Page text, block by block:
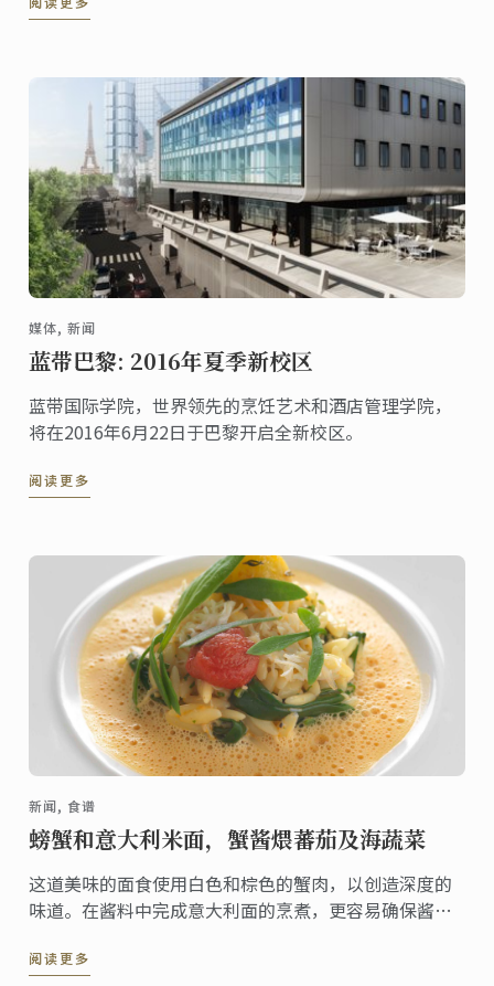
媒体, 新闻
蓝带巴黎: 2016年夏季新校区
蓝带国际学院，世界领先的烹饪艺术和酒店管理学院，
将在2016年6月22日于巴黎开启全新校区。
阅读更多
新闻, 食谱
螃蟹和意大利米面，蟹酱煨蕃茄及海蔬菜
这道美味的面食使用白色和棕色的蟹肉，以创造深度的
味道。在酱料中完成意大利面的烹煮，更容易确保酱汁
富含矿物质的海蔬菜。
阅读更多